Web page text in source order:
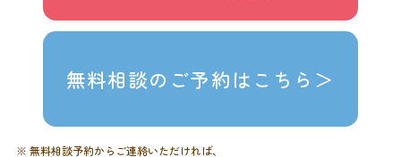
無料相談のご予約はこちら＞
※ 無料相談予約からご連絡いただければ、